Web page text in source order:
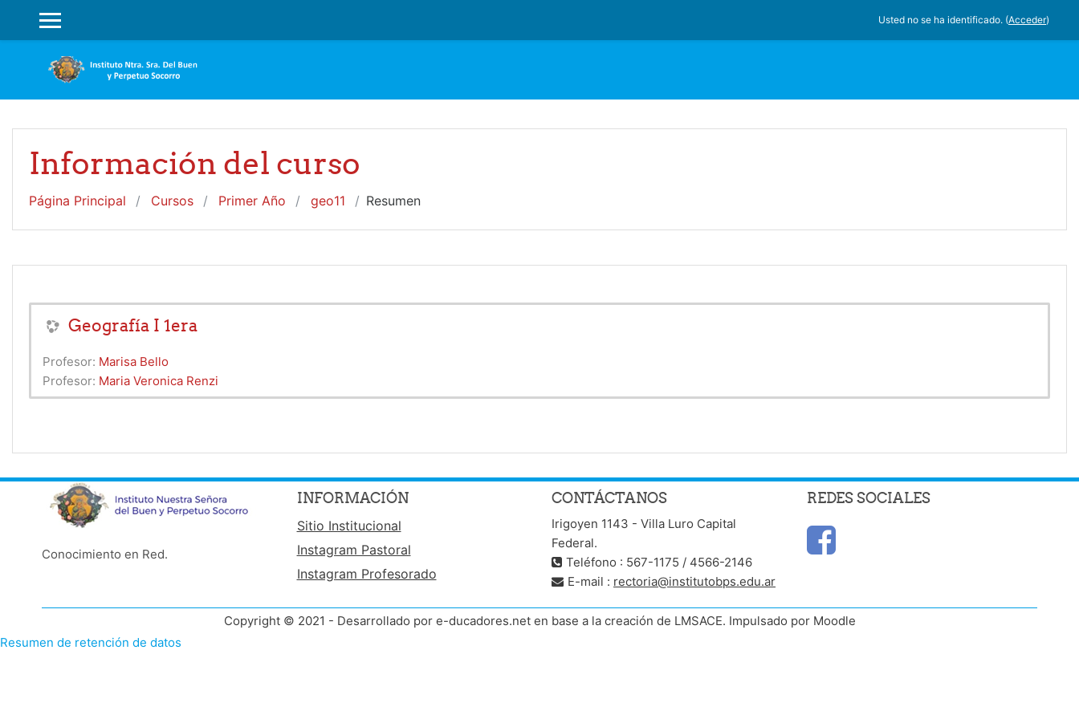
PANEL LATERAL
Usted no se ha identificado. (Acceder)
Información del curso
Página Principal Cursos Primer Año geo11 Resumen
Geografía I 1era
Profesor: Marisa Bello
Profesor: Maria Veronica Renzi
Conocimiento en Red.
INFORMACIÓN
Sitio Institucional
Instagram Pastoral
Instagram Profesorado
CONTÁCTANOS
Irigoyen 1143 - Villa Luro Capital
Federal.
Teléfono : 567-1175 / 4566-2146
E-mail : rectoria@institutobps.edu.ar
REDES SOCIALES
Copyright © 2021 - Desarrollado por e-ducadores.net en base a la creación de LMSACE. Impulsado por Moodle
Resumen de retención de datos